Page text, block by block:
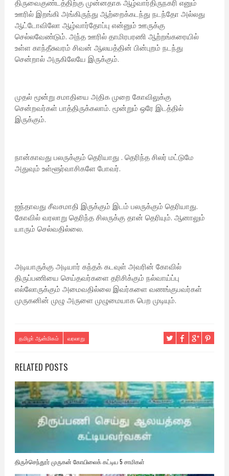
திருவைகுண்டத்திற்கு முன்னதாக ஆழ்வார்திருநகரி எனும்
ஊரில் இறங்கி அங்கிருந்து ஆற்றைக்கடந்து நடந்தோ அல்லது
ஆட்டோவிலோ ஆழ்வார்தோப்பு என்னும் ஊருக்கு
செல்லவேண்டும். அந்த ஊரில் தாமிரபரணி ஆற்றங்கரையில்
உள்ள காந்தீசுவரம் சிவன் ஆலயத்தின் பின்புறம் நடந்து
சென்றால் அருகிலேயே இருக்கும்.
முதல் மூன்று சமாதியை அதிக முறை கோவிலுக்கு
சென்றவர்கள் பாத்திருக்கலாம். மூன்றும் ஒரே இடத்தில்
இருக்கும்.
நான்காவது பலருக்கும் தெரியாது . தெரிந்த சிலர் மட்டுமே
அதுவும் உள்ளூர்வாசிகளே போவர்.
ஐந்தாவது சீவசமாதி இருக்கும் இடம் பலருக்கும் தெரியாது.
கோவில் வரலாறு தெரிந்த சிலருக்கு தான் தெரியும். ஆனாலும்
யாரும் செல்வதில்லை.
அடியாருக்கு அடியார் கந்தக் கடவுள் அவரின் கோவில்
திருப்பணியை செய்தவர்களை தரிசிக்கும் நல்வாய்ப்பு
எல்லோருக்கும் அமைவதில்லை இவர்களை வணங்குபவர்கள்
முருகனின் முழு அருளை முழுமையாக பெற முடியும்.
தமிழா் ஆன்மிகம் வரலாறு
RELATED POSTS
திருச்செந்தூர் முருகன் கோயிலைக் கட்டிய 5 சாமிகள்